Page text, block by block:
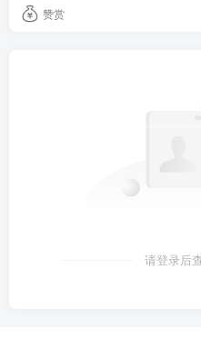
8、当地18日晚，加拿大一
击事件的公寓楼。新华社/
9、尼日利亚南部暴发霍乱
对华竞争目标服务；外媒
赞赏
请登录后